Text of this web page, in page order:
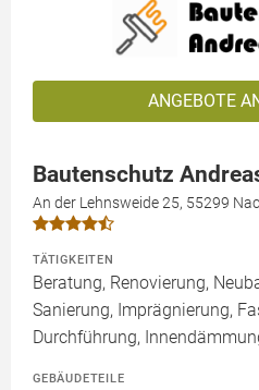
ANGEBOTE
Bautenschutz
An der Lehnsweide 25, 55299
TÄTIGKEITEN
Beratung, Renovierung,
Sanierung, Imprägnierung,
Durchführung,
GEBÄUDETEILE